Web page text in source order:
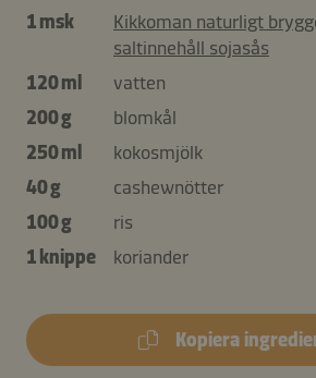
1 msk
Kikkoman naturligt
saltinnehåll sojasås
120 ml
vatten
200 g
blomkål
250 ml
kokosmjölk
40 g
cashewnötter
100 g
ris
1 knippe
koriander
Kopiera